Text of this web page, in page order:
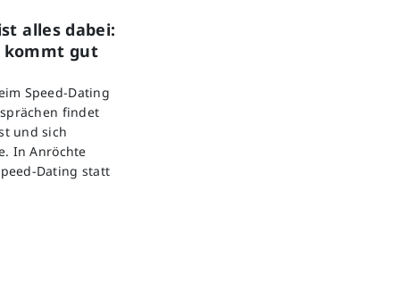
alles dabei:
kommt gut
Speed-Dating
findet
und sich
In Anröchte
Dating statt